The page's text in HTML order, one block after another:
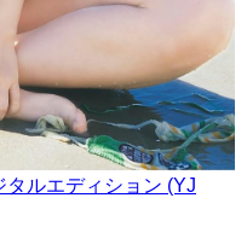
タルエディション (YJ